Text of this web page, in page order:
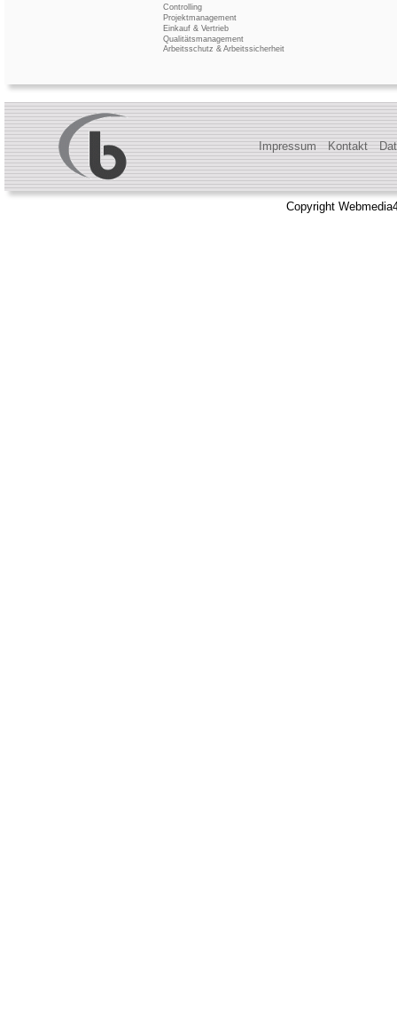
Controlling
Projektmanagement
Einkauf & Vertrieb
Qualitätsmanagement
Arbeitsschutz & Arbeitssicherheit
Impressum Kontakt
Copyright